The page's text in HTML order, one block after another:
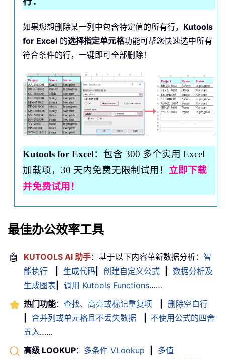
如果您想删除某一列中包含特定值的所有行， Kutools
for Excel 的选择指定单元格功能可帮您快速选中所有
符合条件的行，一键即可全部删除！
Kutools for Excel：包含 300 多个实用 Excel
加载项，30 天内免费无限制试用！ 立即下载
并免费试用！
最佳办公效率工具
🤖 KUTOOLS AI 助手：基于以下内容革新数据分析： 智
能执行
生成代码 创建自定义公式
数据分析及
生成图表
调用 Kutools Functions……
热门功能： 查找、高亮或标记重复项
删除空白行
合并列或单元格且不丢失数据
不使用公式的四舍
五入……
高级 LOOKUP： 多条件 VLookup
多值